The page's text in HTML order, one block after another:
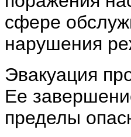
сфере
нарушения
Эвакуация
Ее
пределы